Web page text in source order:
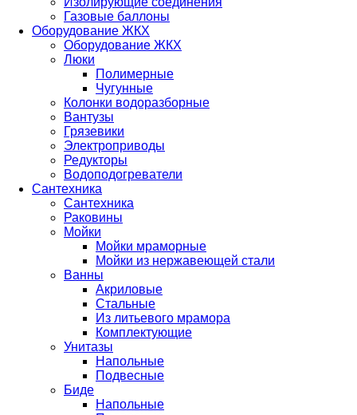
Газовые баллоны
Оборудование ЖКХ
Оборудование ЖКХ
Люки
Полимерные
Чугунные
Колонки водоразборные
Вантузы
Грязевики
Электроприводы
Редукторы
Водоподогреватели
Сантехника
Сантехника
Раковины
Мойки
Мойки мраморные
Мойки из нержавеющей стали
Ванны
Акриловые
Стальные
Из литьевого мрамора
Комплектующие
Унитазы
Напольные
Подвесные
Биде
Напольные